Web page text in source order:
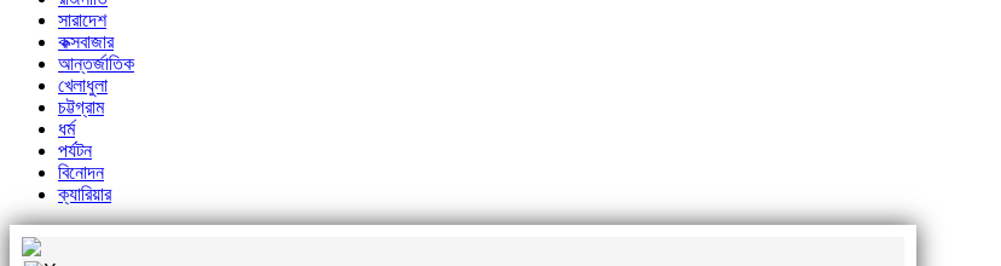
সারাদেশ
কক্সবাজার
আন্তর্জাতিক
খেলাধুলা
চট্টগ্রাম
ধর্ম
পর্যটন
বিনোদন
ক্যারিয়ার